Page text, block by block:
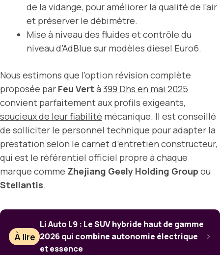
de la vidange, pour améliorer la qualité de l’air
et préserver le débimètre.
Mise à niveau des fluides et contrôle du
niveau d’AdBlue sur modèles diesel Euro6.
Nous estimons que l’option révision complète
proposée par Feu Vert à 399 Dhs en mai 2025
convient parfaitement aux profils exigeants,
soucieux de leur fiabilité mécanique. Il est conseillé
de solliciter le personnel technique pour adapter la
prestation selon le carnet d’entretien constructeur,
qui est le référentiel officiel propre à chaque
marque comme Zhejiang Geely Holding Group ou
Stellantis.
À lire
Li Auto L9 : Le SUV hybride haut de gamme
2026 qui combine autonomie électrique
et essence